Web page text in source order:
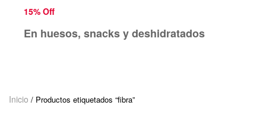
15% Off
En huesos, snacks y deshidratados
Inicio / Productos etiquetados “fibra”